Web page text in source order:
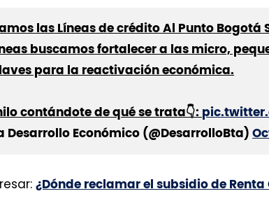
las Líneas de crédito Al Punto Bogotá
buscamos fortalecer a las micro,
para la reactivación económica.
contándote de qué se trata👇:
Desarrollo Económico (@DesarrolloBta)
¿Dónde reclamar el subsidio de